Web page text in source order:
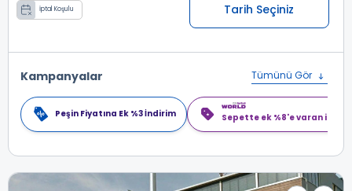
İptal Koşulu Tarih Seçiniz
Kampanyalar Tümünü Gör
Peşin Fiyatına Ek %3 İndirim Sepette ek %8'e varan